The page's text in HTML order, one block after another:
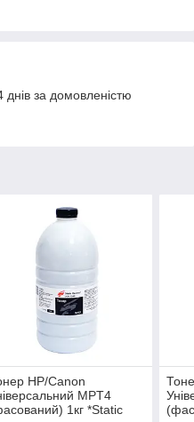
за домовленістю
HP/Canon
MPT4
1кг *Static